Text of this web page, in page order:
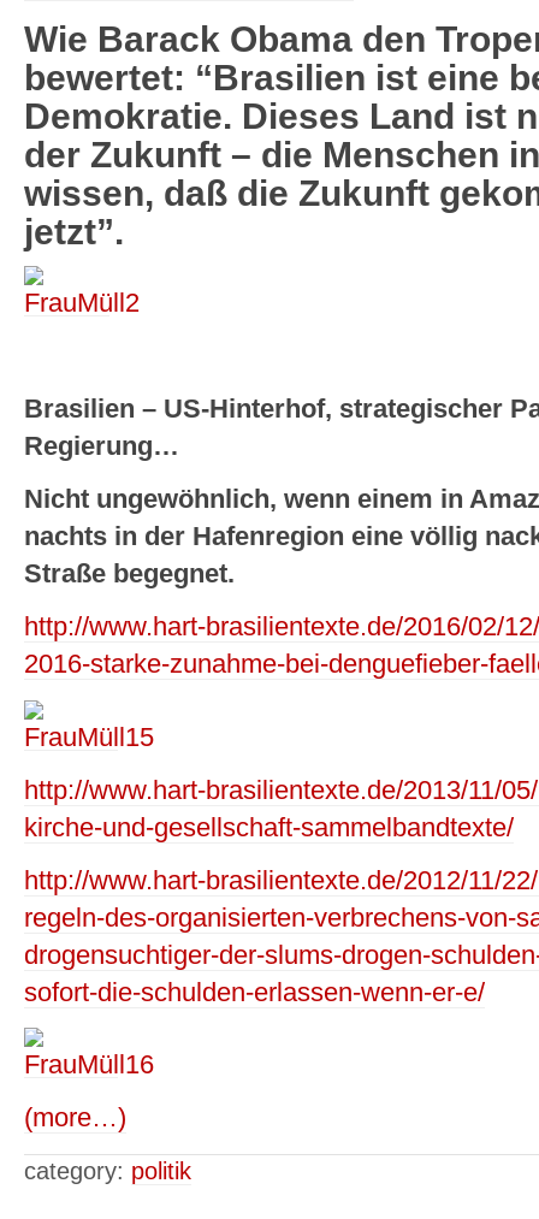
Wie Barack Obama den
bewertet: “Brasilien ist eine
Demokratie. Dieses Land ist
der Zukunft – die Menschen
wissen, daß die Zukunft
jetzt”.
Brasilien – US-Hinterhof, strategischer
Regierung…
Nicht ungewöhnlich, wenn einem in
nachts in der Hafenregion eine völlig
Straße begegnet.
http://www.hart-brasilientexte.de/2016/02/
2016-starke-zunahme-bei-denguefieber-
http://www.hart-brasilientexte.de/2013/11/
kirche-und-gesellschaft-sammelbandtexte/
http://www.hart-brasilientexte.de/2012/11/
regeln-des-organisierten-verbrechens-von-
drogensuchtiger-der-slums-drogen-
sofort-die-schulden-erlassen-wenn-er-e/
(more…)
category: politik